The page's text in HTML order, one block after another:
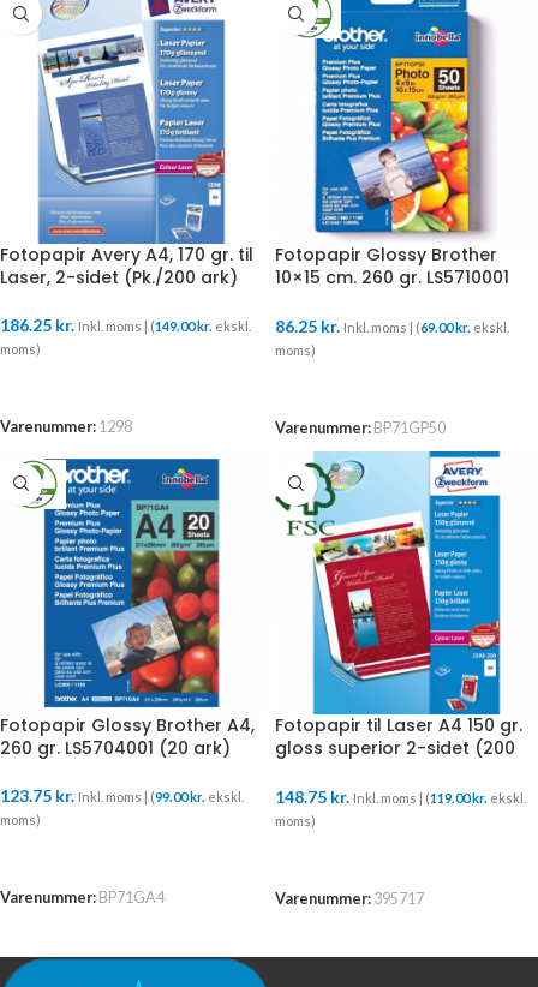
Fotopapir Avery A4, 170 gr. til
Laser, 2-sidet (Pk./200 ark)
186.25 kr. Inkl. moms | (149.00 kr. ekskl.
moms)
Varenummer: 1298
Fotopapir Glossy Brother
10×15 cm. 260 gr. LS5710001
86.25 kr. Inkl. moms | (69.00 kr. ekskl.
moms)
Varenummer: BP71GP50
Fotopapir Glossy Brother A4,
260 gr. LS5704001 (20 ark)
123.75 kr. Inkl. moms | (99.00kr. ekskl.
moms)
Varenummer: BP71GA4
Fotopapir til Laser A4 150 gr.
gloss superior 2-sidet (200
148.75 kr. Inkl. moms | (119.00kr. ekskl.
moms)
Varenummer: 395717